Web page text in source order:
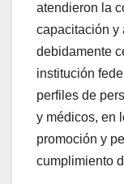
atendieron la
capacitación y
debidamente
institución
perfiles de
y médicos, en
promoción y
cumplimiento